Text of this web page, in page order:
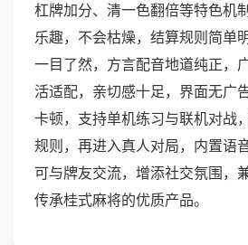
杠牌加分、清一色翻倍等特色机
乐趣，不会枯燥，结算规则简单
一目了然，方言配音地道纯正，
活适配，亲切感十足，界面无广
卡顿，支持单机练习与联机对战
规则，再进入真人对局，内置语
可与牌友交流，增添社交氛围，
传承桂式麻将的优质产品。